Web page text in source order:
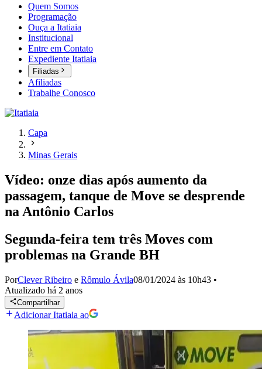
Quem Somos
Programação
Ouça a Itatiaia
Institucional
Entre em Contato
Expediente Itatiaia
Filiadas
Afiliadas
Trabalhe Conosco
Capa
Minas Gerais
Vídeo: onze dias após aumento da
passagem, tanque de Move se desprende
na Antônio Carlos
Segunda-feira tem três Moves com
problemas na Grande BH
PorClever Ribeiro e Rômulo Ávila08/01/2024 às 10h43 •
Atualizado há 2 anos
Compartilhar
Adicionar Itatiaia ao